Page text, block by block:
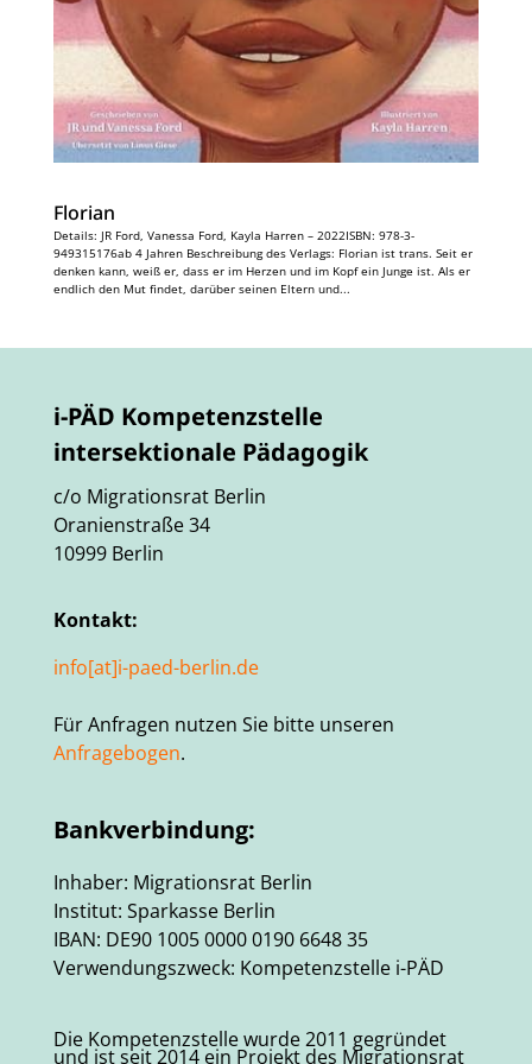
Florian
Details: JR Ford, Vanessa Ford, Kayla Harren – 2022ISBN: 978-3-
949315176ab 4 Jahren Beschreibung des Verlags: Florian ist trans. Seit er
denken kann, weiß er, dass er im Herzen und im Kopf ein Junge ist. Als er
endlich den Mut findet, darüber seinen Eltern und...
i-PÄD Kompetenzstelle
intersektionale Pädagogik
c/o Migrationsrat Berlin
Oranienstraße 34
10999 Berlin
Kontakt:
info[at]i-paed-berlin.de
Für Anfragen nutzen Sie bitte unseren
Anfragebogen.
Bankverbindung:
Inhaber: Migrationsrat Berlin
Institut: Sparkasse Berlin
IBAN: DE90 1005 0000 0190 6648 35
Verwendungszweck: Kompetenzstelle i-PÄD
Die Kompetenzstelle wurde 2011 gegründet
und ist seit 2014 ein Projekt des Migrationsrat